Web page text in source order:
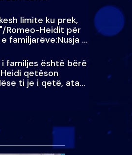
limite ku prek,
Romeo-Heidit për
familjarëve:Nusja e
familjes është bërë
qetëson
ti je i qetë, ata